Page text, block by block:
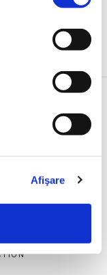
Afişare
nesimțitului,
și Cristian